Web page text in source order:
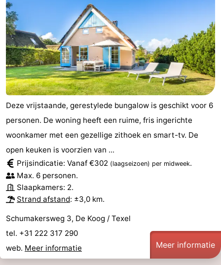
Deze vrijstaande, gerestylede bungalow is geschikt voor 6
personen. De woning heeft een ruime, fris ingerichte
woonkamer met een gezellige zithoek en smart-tv. De
open keuken is voorzien van ...
Prijsindicatie: Vanaf €302 (laagseizoen) per midweek.
Max. 6 personen.
Slaapkamers: 2.
Strand afstand: ±3,0 km.
Schumakersweg 3, De Koog / Texel
tel. +31 222 317 290
web. Meer informatie Meer informatie